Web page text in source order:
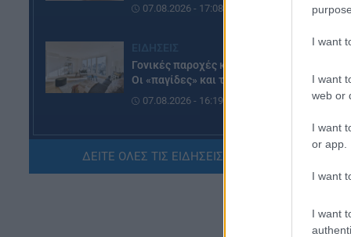
I want
I want
web or
I want
or app.
I want
I want
07.08.2026 - 17:08
Γονικές παροχές και δωρεές:
Οι «παγίδες» και τα λάθη
07.08.2026 - 16:19
ΠΑΙΔΕΙΑ
ΝΕΟ φοιτητικό επίδομα: Για
ποιούς φοιτητές
ΔΕΙΤΕ ΟΛΕΣ ΤΙΣ ΕΙΔΗΣΕΙΣ ΕΔΩ »